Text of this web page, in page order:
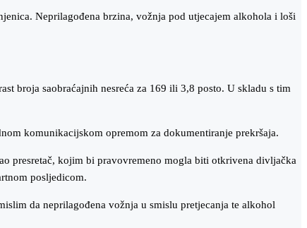
Neprilagođena brzina, vožnja pod utjecajem alkohola i loši
broja saobraćajnih nesreća za 169 ili 3,8 posto. U skladu s tim
komunikacijskom opremom za dokumentiranje prekršaja.
presretač, kojim bi pravovremeno mogla biti otkrivena divljačka
posljedicom.
da neprilagođena vožnja u smislu pretjecanja te alkohol